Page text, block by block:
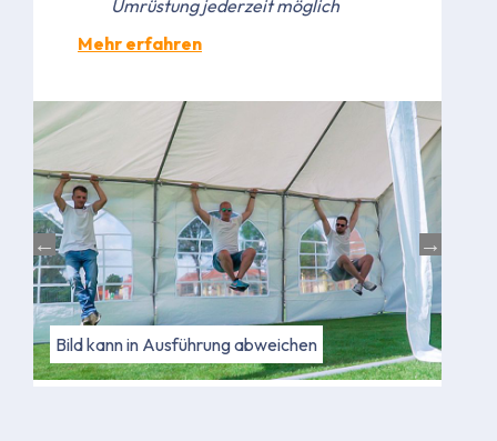
Umrüstung jederzeit möglich
Mehr erfahren
Bild kann in Ausführung abweichen
Bild kann in Ausführung abweichen